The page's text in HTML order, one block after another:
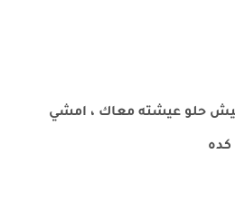
حلو عيشته معاك ، امشي